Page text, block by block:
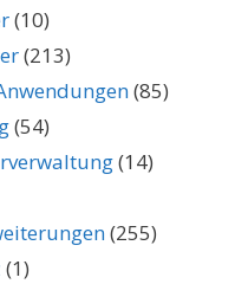
(10)
(213)
(85)
(54)
(14)
(255)
(1)